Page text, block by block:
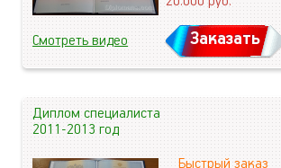
Смотреть видео Заказать
Диплом специалиста
2011-2013 год
Быстрый заказ